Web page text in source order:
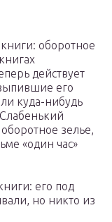
оборотное
действует
его
куда-нибудь
зелье,
«один час»
его под
но никто из